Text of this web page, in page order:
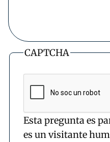
CAPTCHA
Esta pregunta es
es un visitante